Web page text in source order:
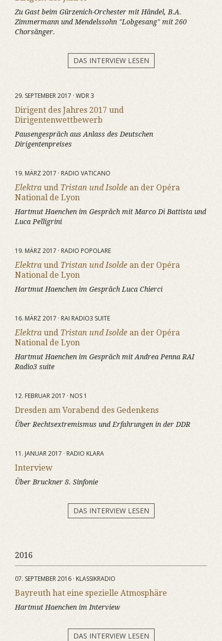
Zu Gast beim Gürzenich-Orchester mit Händel, B.A.
Zimmermann und Mendelssohn "Lobgesang" mit 260
Chorsänger.
DAS INTERVIEW LESEN
29. SEPTEMBER 2017 · WDR 3
Dirigent des Jahres 2017 und
Dirigentenwettbewerb
Pausengespräch aus Anlass des Deutschen
Dirigentenpreises
19. MÄRZ 2017 · RADIO VATICANO
Elektra und Tristan und Isolde an der Opéra
National de Lyon
Hartmut Haenchen im Gespräch mit Marco Di Battista und
Luca Pelligrini
19. MÄRZ 2017 · RADIO POPOLARE
Elektra und Tristan und Isolde an der Opéra
National de Lyon
Hartmut Haenchen im Gespräch Luca Chierci
16. MÄRZ 2017 · RAI RADIO3 SUITE
Elektra und Tristan und Isolde an der Opéra
National de Lyon
Hartmut Haenchen im Gespräch mit Andrea Penna RAI
Radio3 suite
12. FEBRUAR 2017 · NOS 1
Dresden am Vorabend des Gedenkens
Über Rechtsextremismus und Erfahrungen in der DDR
11. JANUAR 2017 · RADIO KLARA
Interview
Über Bruckner 8. Sinfonie
DAS INTERVIEW LESEN
2016
07. SEPTEMBER 2016 · KLASSIKRADIO
Bayreuth hat eine spezielle Atmosphäre
Hartmut Haenchen im Interview
DAS INTERVIEW LESEN